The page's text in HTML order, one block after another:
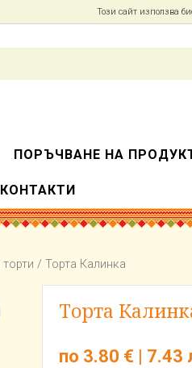
ПОРЪЧВАНЕ НА
/ Торта Калинка
Торта
по 3.80 € | 7.43
Този сайт използва